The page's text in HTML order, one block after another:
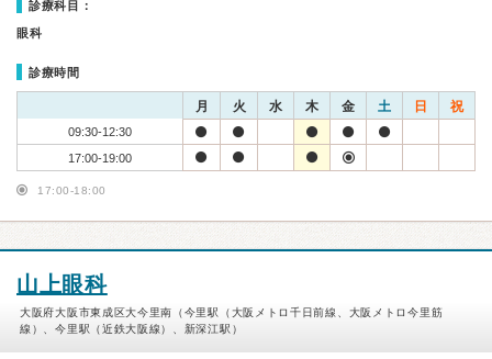
診療科目：
眼科
診療時間
月 火 水 木 金 土 日 祝
09:30-12:30
17:00-19:00
17:00-18:00
山上眼科
大阪府大阪市東成区大今里南（今里駅（大阪メトロ千日前線、大阪メトロ今里筋
線）、今里駅（近鉄大阪線）、新深江駅）